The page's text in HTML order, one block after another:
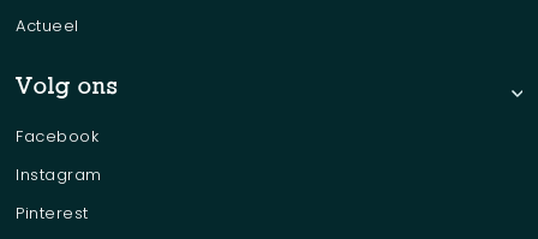
Actueel
Volg ons
Facebook
Instagram
Pinterest